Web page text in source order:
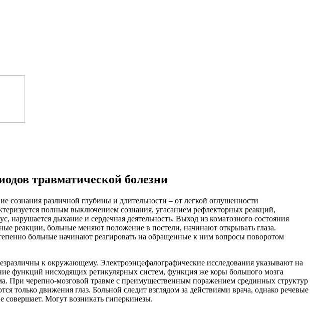
травматической болезни
различной глубины и длительности – от легкой оглушенности
полным выключением сознания, угасанием рефлекторных реакций,
дыхание и сердечная деятельность. Выход из коматозного состояния
реакции, больные меняют положение в постели, начинают открывать глаза.
больные начинают реагировать на обращенные к ним вопросы поворотом
к окружающему. Электроэнцефалографические исследования указывают на
функций нисходящих ретикулярных систем, функция же коры большого мозга
При черепно-мозговой травме с преимущественным поражением срединных структур
только движения глаз. Больной следит взглядом за действиями врача, однако речевые
Могут возникать гиперкинезы.